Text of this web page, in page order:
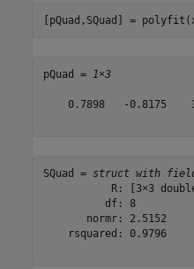
[pQuad,SQuad] =
pQuad = 1×3
0.7898   -0.8175
SQuad = struct with
R: [3×3
          df: 8
       normr: 2.5152
    rsquared: 0.9796